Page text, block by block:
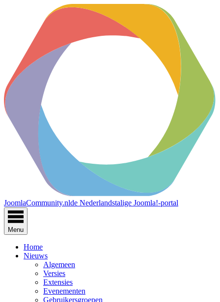
JoomlaCommunity.nlde Nederlandstalige Joomla!-portal
Menu
Home
Nieuws
Algemeen
Versies
Extensies
Evenementen
Gebruikersgroepen